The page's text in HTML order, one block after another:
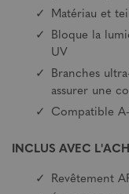
Matériau et
Bloque la
UV
Branches
assurer une
Compatible
INCLUS AVEC
Revêtement